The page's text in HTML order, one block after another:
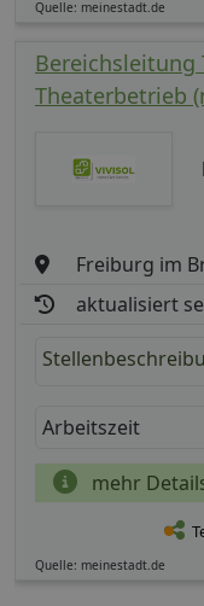
Quelle: meinestadt.de
Bereichsleitung
Theaterbetrieb
Freiburg im
aktualisiert
Arbeitszeit
mehr
Quelle: meinestadt.de